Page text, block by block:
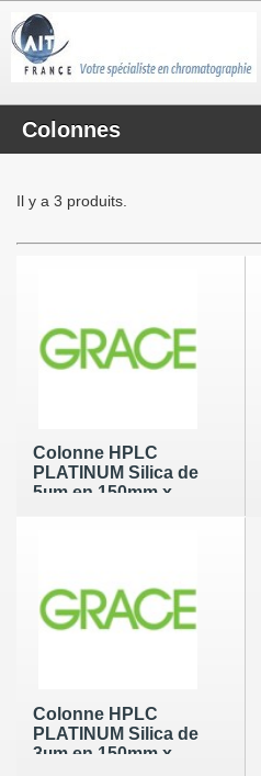
Colonnes
Il y a 3 produits.
Colonne HPLC
PLATINUM Silica de
5µm en 150mm x
Colonne HPLC
PLATINUM Silica de
3µm en 150mm x